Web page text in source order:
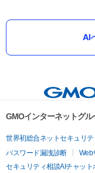
AI
GMOインターネットグ
世界初総合ネットセキュリテ
パスワード漏洩診断
Web
セキュリティ相談AIチャット